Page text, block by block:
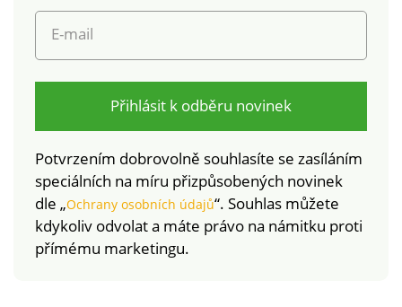
E-mail
Přihlásit k odběru novinek
Potvrzením dobrovolně souhlasíte se zasíláním
speciálních na míru přizpůsobených novinek
dle „Ochrany osobních údajů“. Souhlas můžete
kdykoliv odvolat a máte právo na námitku proti
přímému marketingu.